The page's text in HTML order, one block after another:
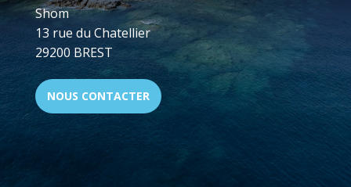
15
DÉCEMBRE,
18H
-
20H
Shom
13 rue du Chatellier
29200 BREST
NOUS CONTACTER